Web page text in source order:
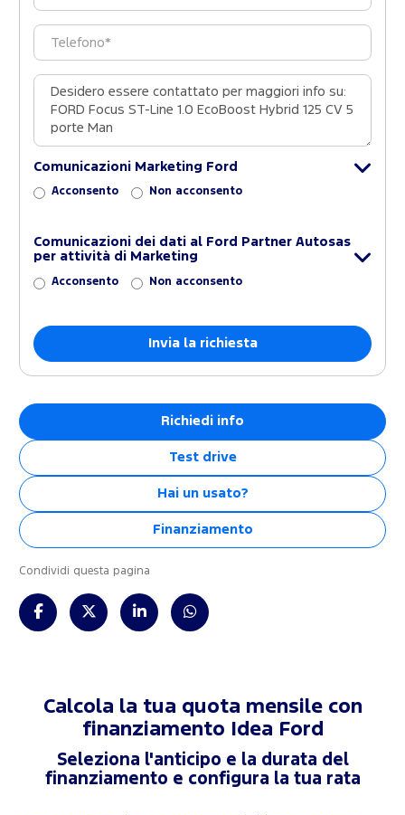
Comunicazioni Marketing Ford
Acconsento Non acconsento
Comunicazioni dei dati al Ford Partner Autosas
per attività di Marketing
Acconsento Non acconsento
Richiedi info
Test drive
Hai un usato?
Finanziamento
Condividi questa pagina
Calcola la tua quota mensile con
finanziamento
Idea Ford
Seleziona l'anticipo e la durata del
finanziamento e configura la tua rata